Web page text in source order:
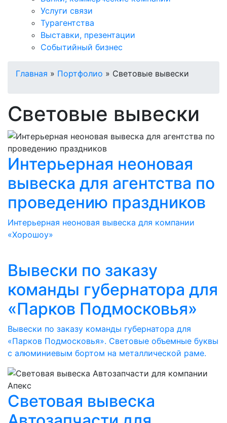
Услуги связи
Турагентства
Выставки, презентации
Событийный бизнес
Главная » Портфолио » Световые вывески
Световые вывески
Интерьерная неоновая
вывеска для агентства по
проведению праздников
Интерьерная неоновая вывеска для компании
«Хорошоу»
Вывески по заказу
команды губернатора для
«Парков Подмосковья»
Вывески по заказу команды губернатора для
«Парков Подмосковья». Световые объемные буквы
с алюминиевым бортом на металлической раме.
Световая вывеска